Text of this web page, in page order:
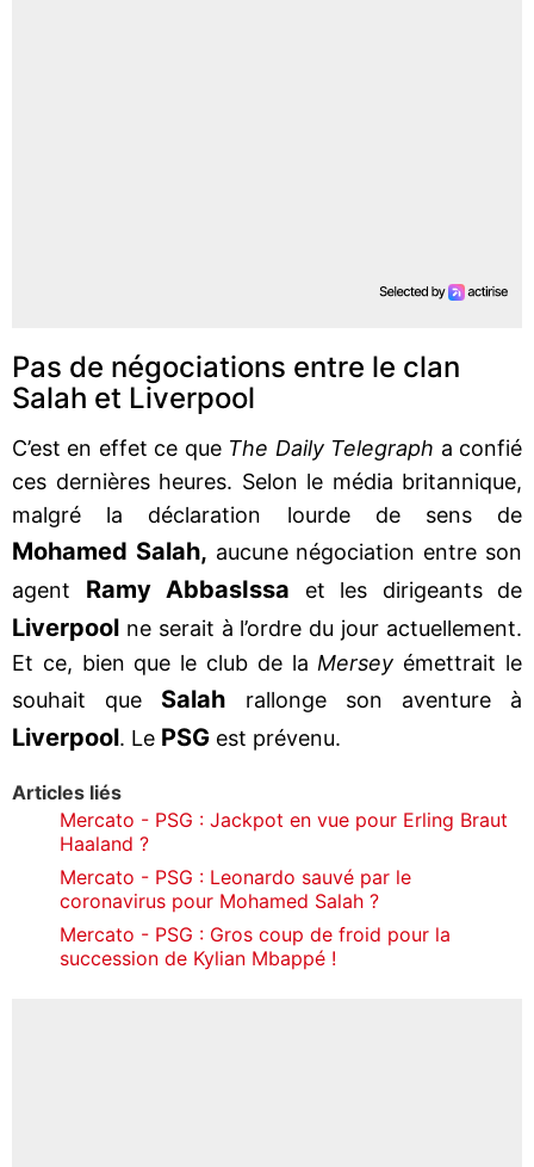
Pas de négociations entre le clan
Salah et Liverpool
C’est en effet ce que The Daily Telegraph a confié
ces dernières heures. Selon le média britannique,
malgré la déclaration lourde de sens de
Mohamed Salah, aucune négociation entre son
agent Ramy AbbasIssa et les dirigeants de
Liverpool ne serait à l’ordre du jour actuellement.
Et ce, bien que le club de la Mersey émettrait le
souhait que Salah rallonge son aventure à
Liverpool. Le PSG est prévenu.
Articles liés
Mercato - PSG : Jackpot en vue pour Erling Braut
Haaland ?
Mercato - PSG : Leonardo sauvé par le
coronavirus pour Mohamed Salah ?
Mercato - PSG : Gros coup de froid pour la
succession de Kylian Mbappé !